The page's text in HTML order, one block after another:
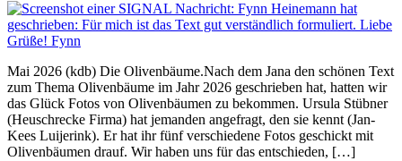
Mai 2026 (kdb) Die Olivenbäume.Nach dem Jana den schönen Text
zum Thema Olivenbäume im Jahr 2026 geschrieben hat, hatten wir
das Glück Fotos von Olivenbäumen zu bekommen. Ursula Stübner
(Heuschrecke Firma) hat jemanden angefragt, den sie kennt (Jan-
Kees Luijerink). Er hat ihr fünf verschiedene Fotos geschickt mit
Olivenbäumen drauf. Wir haben uns für das entschieden, […]